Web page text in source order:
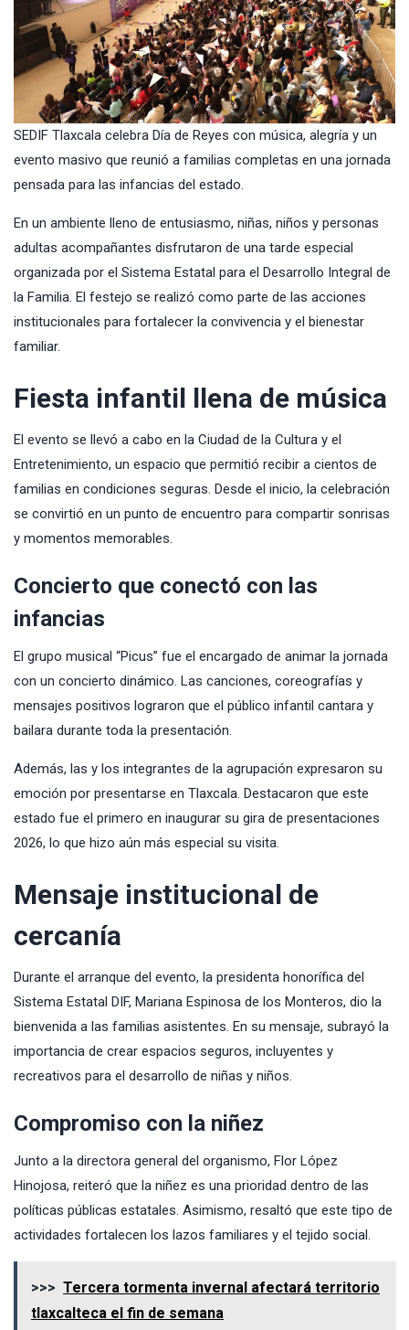
SEDIF Tlaxcala celebra Día de Reyes con música, alegría y un
evento masivo que reunió a familias completas en una jornada
pensada para las infancias del estado.
En un ambiente lleno de entusiasmo, niñas, niños y personas
adultas acompañantes disfrutaron de una tarde especial
organizada por el Sistema Estatal para el Desarrollo Integral de
la Familia. El festejo se realizó como parte de las acciones
institucionales para fortalecer la convivencia y el bienestar
familiar.
Fiesta infantil llena de música
El evento se llevó a cabo en la Ciudad de la Cultura y el
Entretenimiento, un espacio que permitió recibir a cientos de
familias en condiciones seguras. Desde el inicio, la celebración
se convirtió en un punto de encuentro para compartir sonrisas
y momentos memorables.
Concierto que conectó con las
infancias
El grupo musical “Picus” fue el encargado de animar la jornada
con un concierto dinámico. Las canciones, coreografías y
mensajes positivos lograron que el público infantil cantara y
bailara durante toda la presentación.
Además, las y los integrantes de la agrupación expresaron su
emoción por presentarse en Tlaxcala. Destacaron que este
estado fue el primero en inaugurar su gira de presentaciones
2026, lo que hizo aún más especial su visita.
Mensaje institucional de
cercanía
Durante el arranque del evento, la presidenta honorífica del
Sistema Estatal DIF, Mariana Espinosa de los Monteros, dio la
bienvenida a las familias asistentes. En su mensaje, subrayó la
importancia de crear espacios seguros, incluyentes y
recreativos para el desarrollo de niñas y niños.
Compromiso con la niñez
Junto a la directora general del organismo, Flor López
Hinojosa, reiteró que la niñez es una prioridad dentro de las
políticas públicas estatales. Asimismo, resaltó que este tipo de
actividades fortalecen los lazos familiares y el tejido social.
>>> Tercera tormenta invernal afectará territorio
tlaxcalteca el fin de semana